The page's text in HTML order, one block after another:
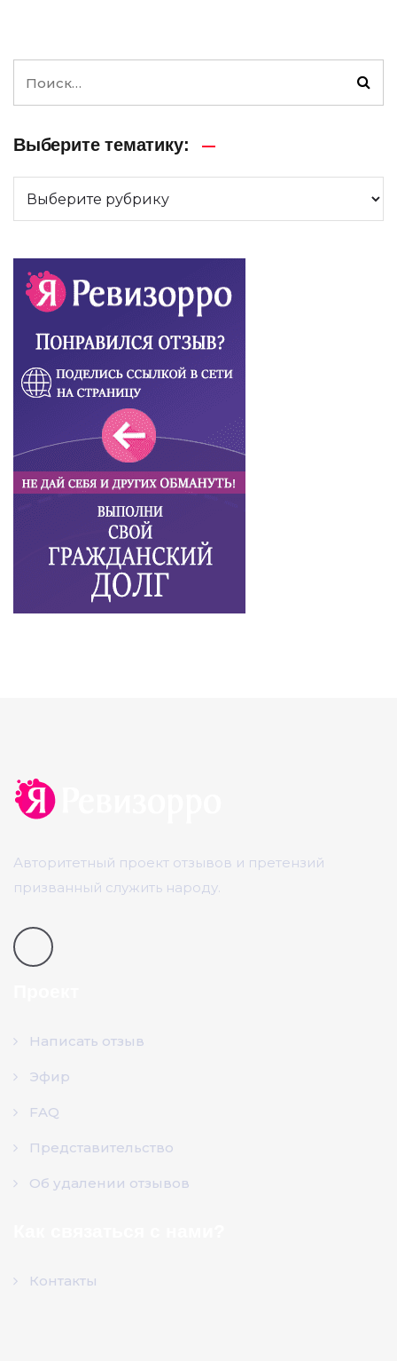
Выберите тематику:
Авторитетный проект отзывов и претензий
призванный служить народу.
Написать отзыв
Эфир
FAQ
Представительство
Об удалении отзывов
Контакты